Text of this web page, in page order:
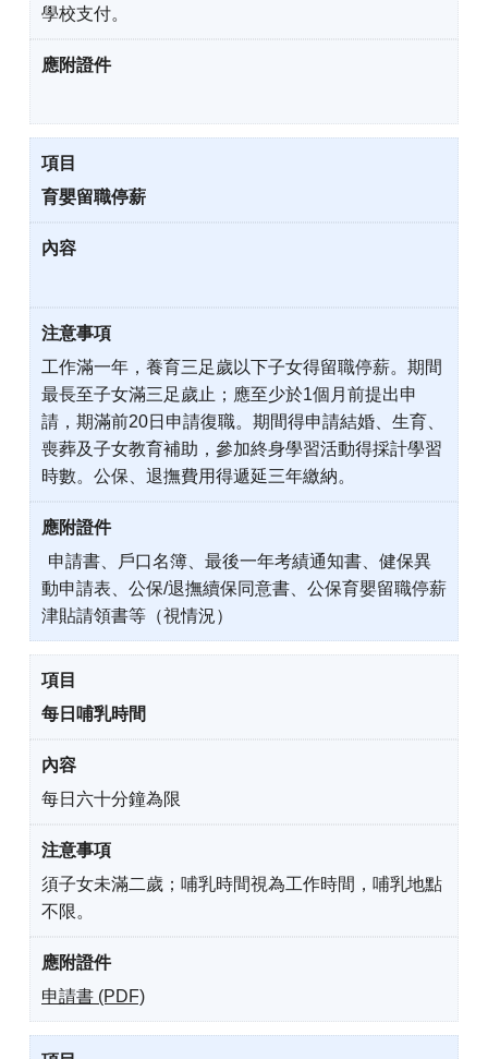
學校支付。
育嬰留職停薪
工作滿一年，養育三足歲以下子女得留職停薪。期間
最長至子女滿三足歲止；應至少於1個月前提出申
請，期滿前20日申請復職。期間得申請結婚、生育、
喪葬及子女教育補助，參加終身學習活動得採計學習
時數。公保、退撫費用得遞延三年繳納。
申請書、戶口名簿、最後一年考績通知書、健保異
動申請表、公保/退撫續保同意書、公保育嬰留職停薪
津貼請領書等（視情況）
每日哺乳時間
每日六十分鐘為限
須子女未滿二歲；哺乳時間視為工作時間，哺乳地點
不限。
申請書 (PDF)